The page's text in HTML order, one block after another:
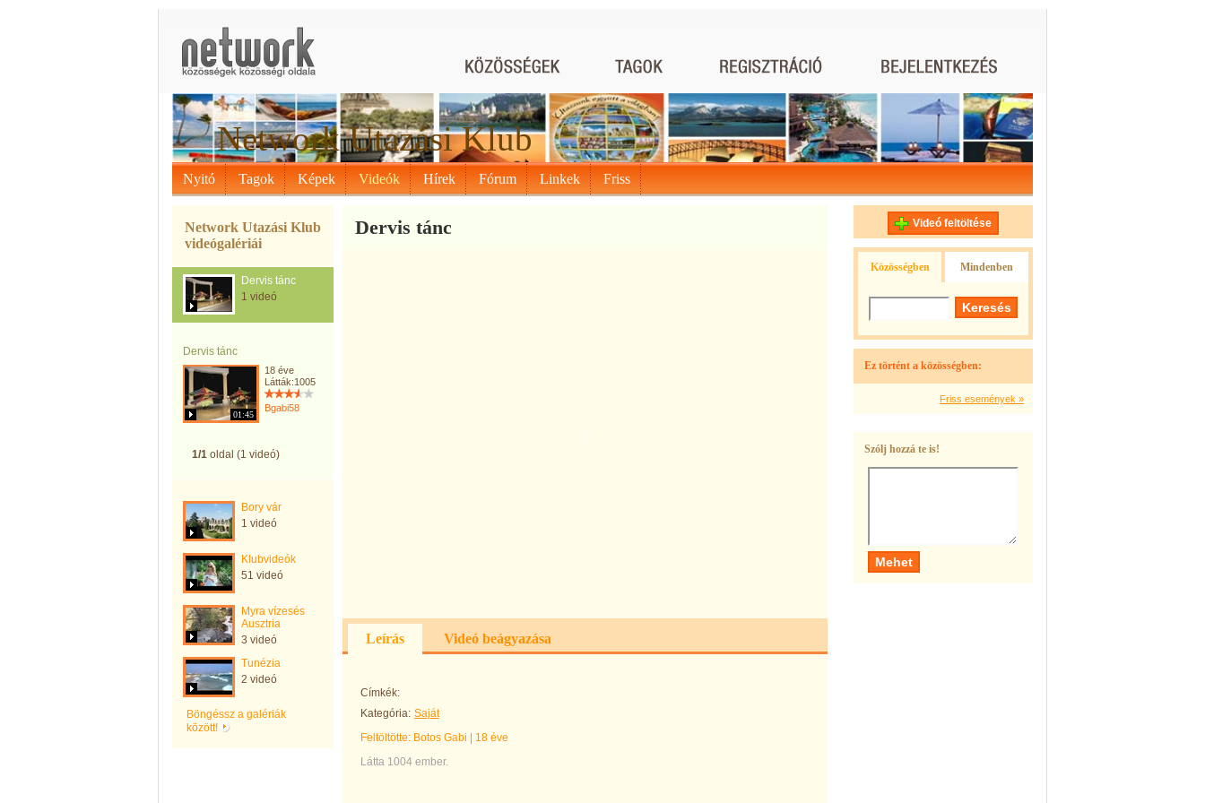
Network Utazási Klub
Nyitó Tagok Képek Videók Hírek Fórum Linkek Friss
Network Utazási Klub
videógalériái
Dervis tánc
1 videó
Dervis tánc
01:45
18 éve
Látták:1005
Bgabi58
1/1 oldal (1 videó)
Bory vár
1 videó
Klubvideók
51 videó
Myra vízesés
Ausztria
3 videó
Tunézia
2 videó
Böngéssz a galériák
között!
Dervis tánc
Leírás Videó beágyazása
Címkék:
Kategória: Saját
Feltöltötte: Botos Gabi
18 éve
Látta 1004 ember.
Videó feltöltése
Közösségben Mindenben
Ez történt a közösségben:
Friss események »
Szólj hozzá te is!